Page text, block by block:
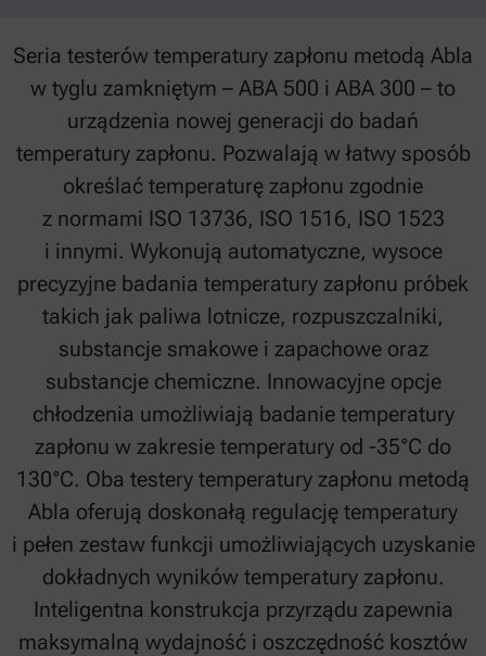
Seria testerów temperatury zapłonu metodą Abla
w tyglu zamkniętym – ABA 500 i ABA 300 – to
urządzenia nowej generacji do badań
temperatury zapłonu. Pozwalają w łatwy sposób
określać temperaturę zapłonu zgodnie
z normami ISO 13736, ISO 1516, ISO 1523
i innymi. Wykonują automatyczne, wysoce
precyzyjne badania temperatury zapłonu próbek
takich jak paliwa lotnicze, rozpuszczalniki,
substancje smakowe i zapachowe oraz
substancje chemiczne. Innowacyjne opcje
chłodzenia umożliwiają badanie temperatury
zapłonu w zakresie temperatury od -35°C do
130°C. Oba testery temperatury zapłonu metodą
Abla oferują doskonałą regulację temperatury
i pełen zestaw funkcji umożliwiających uzyskanie
dokładnych wyników temperatury zapłonu.
Inteligentna konstrukcja przyrządu zapewnia
maksymalną wydajność i oszczędność kosztów